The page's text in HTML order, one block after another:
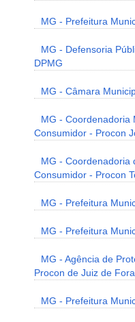
MG - Prefeitura
MG - Defensoria
DPMG
MG - Câmara
MG - Coordenadoria
Consumidor - Procon
MG - Coordenadoria
Consumidor - Procon
MG - Prefeitura
MG - Prefeitura
MG - Agência de
Procon de Juiz de Fora
MG - Prefeitura